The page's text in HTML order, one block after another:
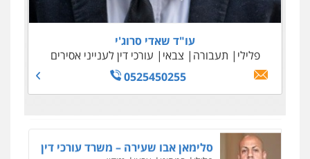
0509100397
עו"ד שאדי סרוג'י
פלילי
תעבורה צבאי
עורכי דין לענייני אסירים
0525450255
0545243703
עו"ד נדב גרינולד
פלילי תעבורה עורכי דין לענייני אסירים צבאי
0508848606
0509230800
גיל דביר – משרד עורכי דין
פשיעה כלכלית צווארון לבן
פלילי בטחוני צבאי נזיקין